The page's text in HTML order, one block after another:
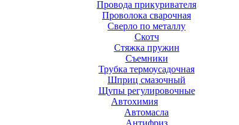
Провода прикуривателя
Проволока сварочная
Сверло по металлу
Скотч
Стяжка пружин
Съемники
Трубка термоусадочная
Шприц смазочный
Щупы регулировочные
Автохимия
Автомасла
Антифриз